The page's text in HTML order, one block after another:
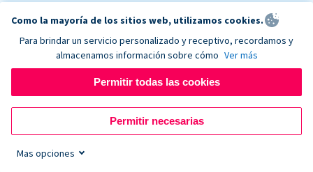
Google Analytics
Descubre cuáles son los canales de recaudación de
fondos más efectivos y empieza a tomar decisiones
Como la mayoría de los sitios web, utilizamos cookies.
Para brindar un servicio personalizado y receptivo, recordamos y
almacenamos información sobre cómo Ver más
Permitir todas las cookies
Permitir necesarias
Mas opciones